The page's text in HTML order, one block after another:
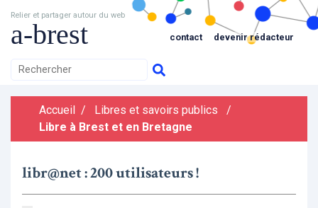
Relier et partager autour du web
a-brest contact devenir rédacteur
Accueil / Libres et savoirs publics
/
Libre à Brest et en Bretagne
libr@net : 200 utilisateurs !